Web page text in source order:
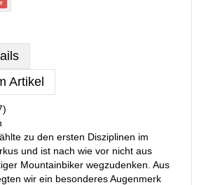
Artikel
zu den ersten Disziplinen im
und ist nach wie vor nicht aus
Mountainbiker wegzudenken. Aus
wir ein besonderes Augenmerk